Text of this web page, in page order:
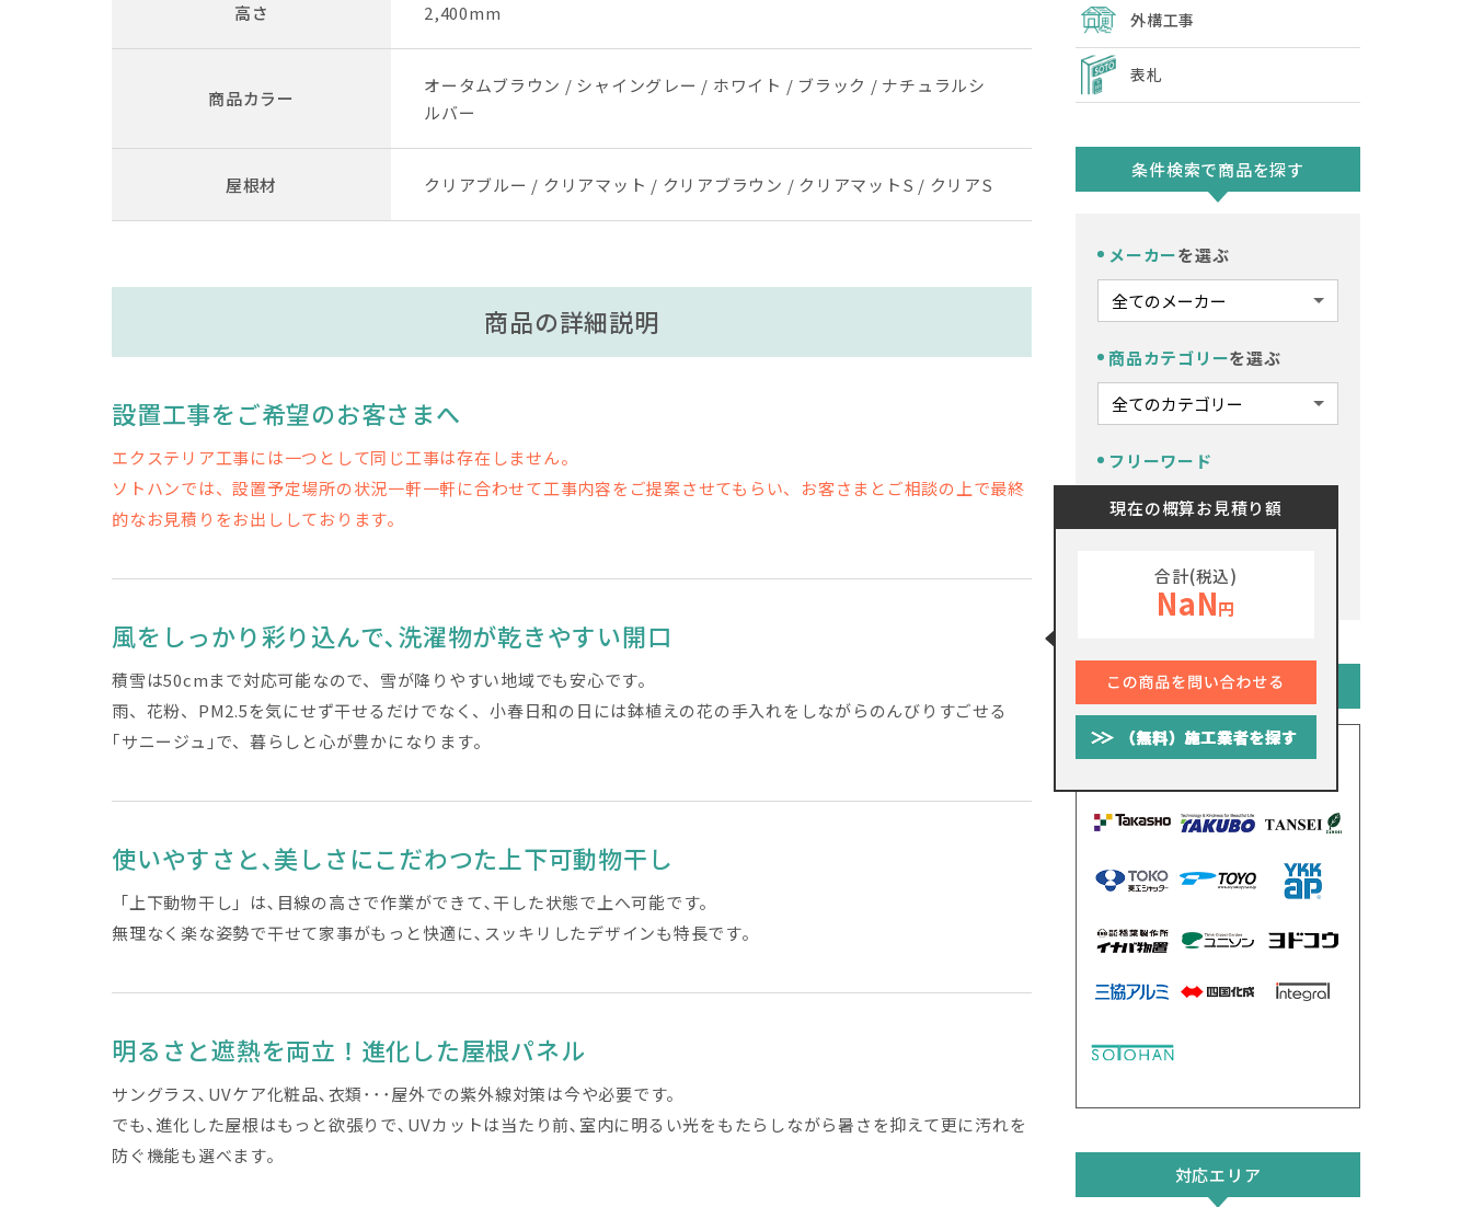
高さ 2,400mm
商品カラー
オータムブラウン / シャイングレー / ホワイト / ブラック / ナチュラルシ
ルバー
屋根材 クリアブルー / クリアマット / クリアブラウン / クリアマットS / クリアS
商品の詳細説明
設置工事をご希望のお客さまへ
エクステリア工事には一つとして同じ工事は存在しません。
ソトハンでは、設置予定場所の状況一軒一軒に合わせて工事内容をご提案させてもらい、お客さまとご相談の上で最終
的なお見積りをお出ししております。
風をしっかり彩り込んで､洗濯物が乾きやすい開口
積雪は50cmまで対応可能なので、雪が降りやすい地域でも安心です。
雨、花粉、PM2.5を気にせず干せるだけでなく、小春日和の日には鉢植えの花の手入れをしながらのんびりすごせる
｢サニージュ｣で、暮らしと心が豊かになります。
使いやすさと､美しさにこだわつた上下可動物干し
「上下動物干し」は､目線の高さで作業ができて､干した状態で上へ可能です。
無理なく楽な姿勢で干せて家事がもっと快適に､スッキリしたデザインも特長です。
明るさと遮熱を両立！進化した屋根パネル
サングラス､UVケア化粧品､衣類･･･屋外での紫外線対策は今や必要です。
でも､進化した屋根はもっと欲張りで､UVカットは当たり前､室内に明るい光をもたらしながら暑さを抑えて更に汚れを
防ぐ機能も選べます。
現在の概算お見積り額
合計(税込)
NaN円
外構工事
表札
条件検索で商品を探す
メーカーを選ぶ
商品カテゴリーを選ぶ
フリーワード
メーカーから探す
対応エリア